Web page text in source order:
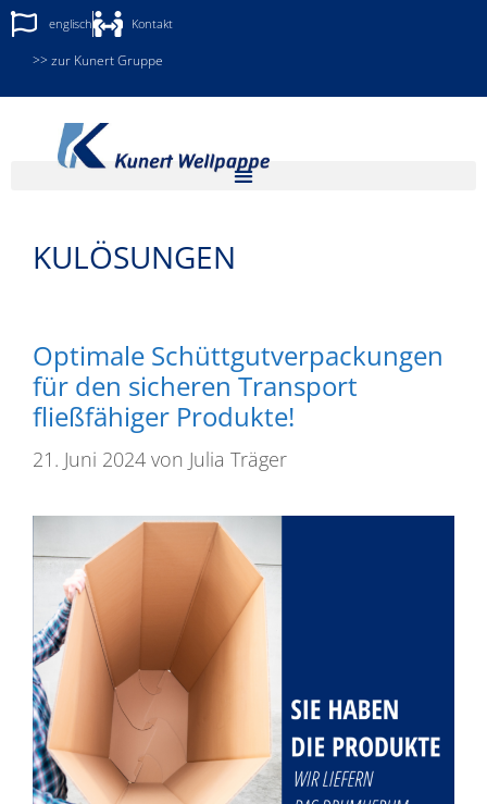
englisch Kontakt
>> zur Kunert Gruppe
KULÖSUNGEN
Optimale Schüttgutverpackungen
für den sicheren Transport
fließfähiger Produkte!
21. Juni 2024 von Julia Träger